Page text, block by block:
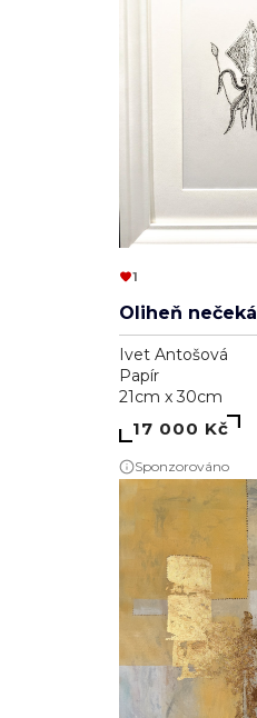
1
Oliheň nečeká
Ivet Antošová
Papír
21cm x 30cm
17 000 Kč
Sponzorováno